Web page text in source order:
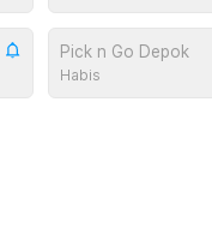
Pick n Go Depok
Habis